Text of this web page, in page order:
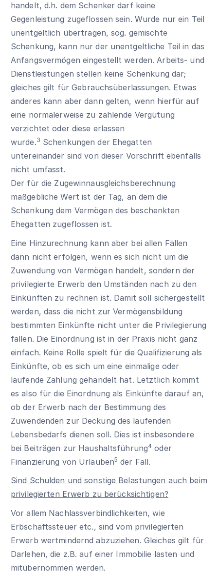
handelt, d.h. dem Schenker darf keine
Gegenleistung zugeflossen sein. Wurde nur ein Teil
unentgeltlich übertragen, sog. gemischte
Schenkung, kann nur der unentgeltliche Teil in das
Anfangsvermögen eingestellt werden. Arbeits- und
Dienstleistungen stellen keine Schenkung dar;
gleiches gilt für Gebrauchsüberlassungen. Etwas
anderes kann aber dann gelten, wenn hierfür auf
eine normalerweise zu zahlende Vergütung
verzichtet oder diese erlassen
wurde.3 Schenkungen der Ehegatten
untereinander sind von dieser Vorschrift ebenfalls
nicht umfasst.
Der für die Zugewinnausgleichsberechnung
maßgebliche Wert ist der Tag, an dem die
Schenkung dem Vermögen des beschenkten
Ehegatten zugeflossen ist.
Eine Hinzurechnung kann aber bei allen Fällen
dann nicht erfolgen, wenn es sich nicht um die
Zuwendung von Vermögen handelt, sondern der
privilegierte Erwerb den Umständen nach zu den
Einkünften zu rechnen ist. Damit soll sichergestellt
werden, dass die nicht zur Vermögensbildung
bestimmten Einkünfte nicht unter die Privilegierung
fallen. Die Einordnung ist in der Praxis nicht ganz
einfach. Keine Rolle spielt für die Qualifizierung als
Einkünfte, ob es sich um eine einmalige oder
laufende Zahlung gehandelt hat. Letztlich kommt
es also für die Einordnung als Einkünfte darauf an,
ob der Erwerb nach der Bestimmung des
Zuwendenden zur Deckung des laufenden
Lebensbedarfs dienen soll. Dies ist insbesondere
bei Beiträgen zur Haushaltsführung4 oder
Finanzierung von Urlauben5 der Fall.
Sind Schulden und sonstige Belastungen auch beim
privilegierten Erwerb zu berücksichtigen?
Vor allem Nachlassverbindlichkeiten, wie
Erbschaftssteuer etc., sind vom privilegierten
Erwerb wertmindernd abzuziehen. Gleiches gilt für
Darlehen, die z.B. auf einer Immobilie lasten und
mitübernommen werden.